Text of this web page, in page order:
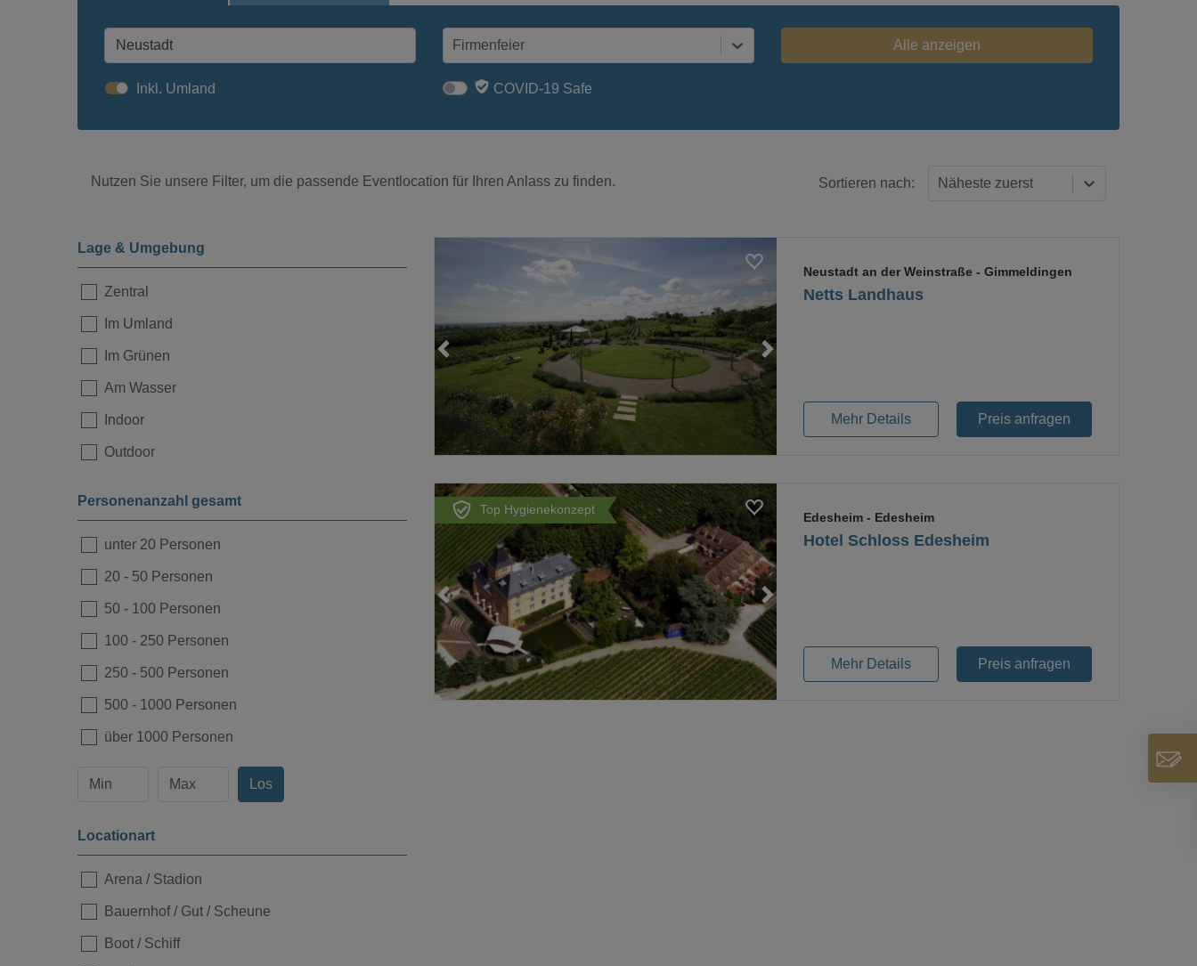
Firmenfeier Alle anzeigen
Inkl. Umland COVID-19 Safe
Nutzen Sie unsere Filter, um die passende Eventlocation für Ihren Anlass zu finden. Sortieren nach: Näheste zuerst
Lage & Umgebung
Zentral
Im Umland
Im Grünen
Am Wasser
Indoor
Outdoor
Personenanzahl gesamt
unter 20 Personen
20 - 50 Personen
50 - 100 Personen
100 - 250 Personen
250 - 500 Personen
500 - 1000 Personen
über 1000 Personen
Los
Locationart
Arena / Stadion
Bauernhof / Gut / Scheune
Boot / Schiff
Loading...
Netts Landhaus
Neustadt an der Weinstraße- Gimmeldingen
Mehr Details Preis anfragen
Top Hygienekonzept
Hotel Schloss Edesheim
Edesheim- Edesheim
Mehr Details Preis anfragen